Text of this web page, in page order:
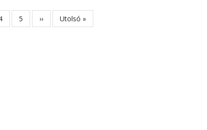
Page
5
Következő
oldal
››
Utolsó
oldal
Utolsó »